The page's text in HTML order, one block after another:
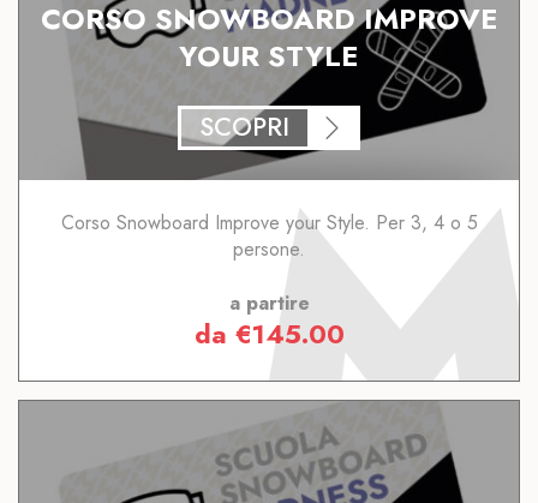
CORSO SNOWBOARD IMPROVE
YOUR STYLE
SCOPRI
Corso Snowboard Improve your Style. Per 3, 4 o 5
persone.
a partire
da €145.00